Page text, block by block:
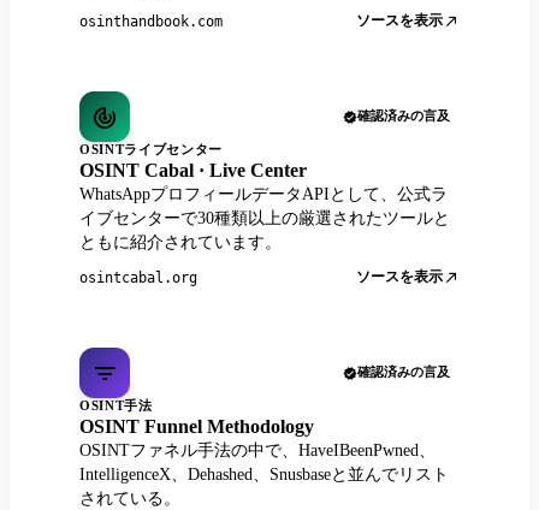
osinthandbook.com ソースを表示
確認済みの言及
OSINTライブセンター
OSINT Cabal · Live Center
WhatsAppプロフィールデータAPIとして、公式ラ
イブセンターで30種類以上の厳選されたツールと
ともに紹介されています。
osintcabal.org ソースを表示
確認済みの言及
OSINT手法
OSINT Funnel Methodology
OSINTファネル手法の中で、HaveIBeenPwned、
IntelligenceX、Dehashed、Snusbaseと並んでリスト
されている。